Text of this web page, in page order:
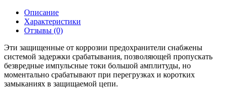
Описание
Характеристики
Отзывы (0)
Эти защищенные от коррозии предохранители снабжены
системой задержки срабатывания, позволяющей пропускать
безвредные импульсные токи большой амплитуды, но
моментально срабатывают при перегрузках и коротких
замыканиях в защищаемой цепи.